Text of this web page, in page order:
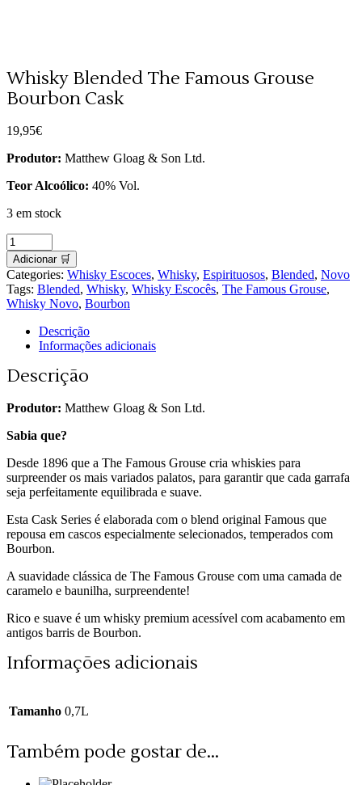
Whisky Blended The Famous Grouse
Bourbon Cask
19,95€
Produtor: Matthew Gloag & Son Ltd.
Teor Alcoólico: 40% Vol.
3 em stock
Whisky
Blended
The
Famous
Grouse
Bourbon
Cask
quantity
Adicionar 🛒
Categories: Whisky Escoces, Whisky, Espirituosos, Blended, Novo
Tags: Blended, Whisky, Whisky Escocês, The Famous Grouse,
Whisky Novo, Bourbon
Descrição
Informações adicionais
Descrição
Produtor: Matthew Gloag & Son Ltd.
Sabia que?
Desde 1896 que a The Famous Grouse cria whiskies para
surpreender os mais variados palatos, para garantir que cada garrafa
seja perfeitamente equilibrada e suave.
Esta Cask Series é elaborada com o blend original Famous que
repousa em cascos especialmente selecionados, temperados com
Bourbon.
A suavidade clássica de The Famous Grouse com uma camada de
caramelo e baunilha, surpreendente!
Rico e suave é um whisky premium acessível com acabamento em
antigos barris de Bourbon.
Informações adicionais
Tamanho 0,7L
Também pode gostar de...